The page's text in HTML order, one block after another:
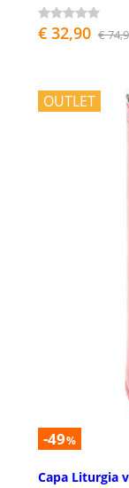
€ 32,90 €
OUTLET
-49%
Capa Liturgia